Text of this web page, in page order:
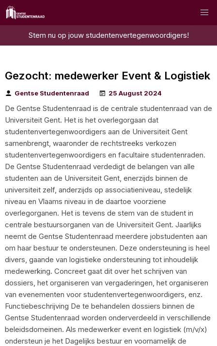
Stem nu op jouw studentenvertegenwoordigers!
Gezocht: medewerker Event & Logistiek
Gentse Studentenraad 25 August 2024
De Gentse Studentenraad is de centrale studentenraad van de
Universiteit Gent. Het is het overlegorgaan dat
studentenvertegenwoordigers aan de Universiteit Gent
samenbrengt, waaronder de rechtstreeks verkozen
studentenvertegenwoordigers en facultaire studentenraden.
De Gentse Studentenraad verdedigt de belangen van alle
studenten aan de Universiteit Gent, enerzijds binnen de
universiteit zelf, anderzijds op associatieniveau, stedelijk
niveau en Vlaams niveau in de daartoe voorziene
overlegorganen. Het is tevens de stem van de student in
centrale bestuursorganen van de Universiteit Gent. Jaarlijks
neemt de Gentse Studentenraad meerdere jobstudenten aan
om haar bestuur te ondersteunen. Deze ondersteuning is heel
divers, gaande van logistieke ondersteuning tot inhoudelijk
medewerking. Concreet gaat dit over het schrijven van
dossiers, het organiseren van vergaderingen, het organiseren
van evenementen voor studentenvertegenwoordigers, enz.
Functiebeschrijving De te behandelen dossiers binnen de
Gentse Studentenraad worden onderverdeeld in verschillende
beleidsdomeinen. Als medewerker event en logistiek (m/v/x)
ondersteun je het Dagelijks bestuur en voornamelijk de